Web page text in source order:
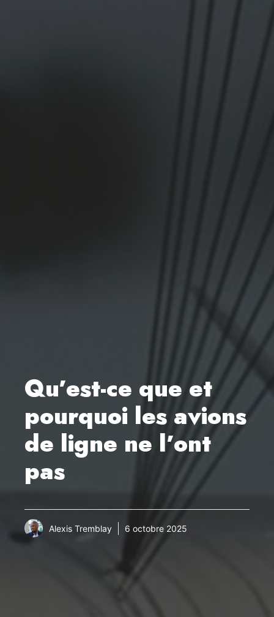
Qu’est-ce que et
pourquoi les avions
de ligne ne l’ont
pas
Alexis Tremblay 6 octobre 2025